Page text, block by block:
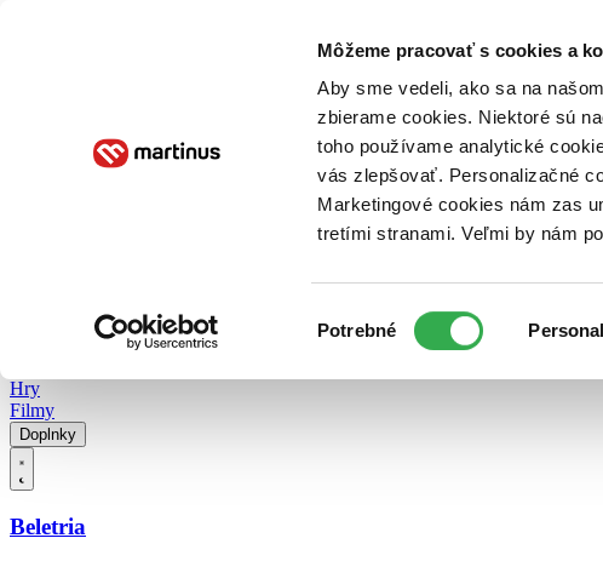
Môžeme pracovať s cookies a
Aby sme vedeli, ako sa na
zbierame cookies. Niektoré sú
toho používame analytické
vás zlepšovať. Personalizačné
Marketingové cookies nám zas
tretími stranami. Veľmi by nám
súhlasu
Potrebné
Poukážky Kontakt
Hry
Filmy
Doplnky
Beletria